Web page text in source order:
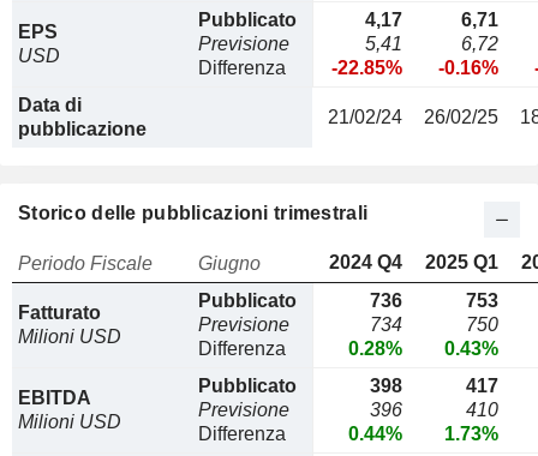
EPS
USD
Pubblicato
Previsione
Differenza
4,17
5,41
-22.85%
6,71
6,72
-0.16%
Data di
pubblicazione
21/02/24 26/02/25
Storico delle pubblicazioni trimestrali
Periodo Fiscale Giugno 2024 Q4 2025 Q1
Fatturato
Milioni USD
Pubblicato
Previsione
Differenza
736
734
0.28%
753
750
0.43%
EBITDA
Milioni USD
Pubblicato
Previsione
Differenza
398
396
0.44%
417
410
1.73%